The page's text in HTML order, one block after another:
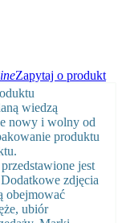
Zapytaj o produkt
wiedzą
nowy i wolny od
produktu
jest
zdjęcia
obejmować
ubiór